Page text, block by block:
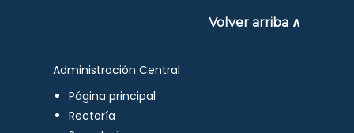
Volver arriba ∧
Administración Central
Página principal
Rectoría